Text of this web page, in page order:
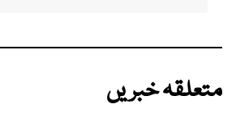
متعلقہ خبریں